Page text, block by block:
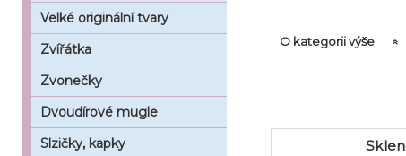
O kategorii výše
Velké originální tvary
Zvířátka
Zvonečky
Dvoudírové mugle
Slzičky, kapky